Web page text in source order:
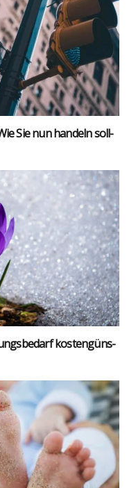
Sie nun han­deln soll­
kos­ten­güns­